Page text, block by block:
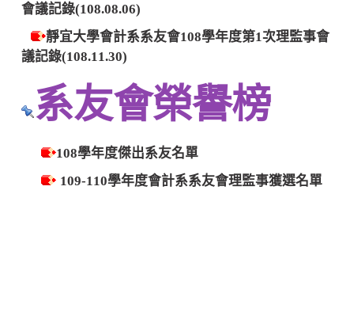
會議記錄(108.08.06)
靜宜大學會計系系友會108學年度第1次理監事會
議記錄(108.11.30)
系友會榮譽榜
108學年度傑出系友名單
109-110學年度會計系系友會理監事獲選名單